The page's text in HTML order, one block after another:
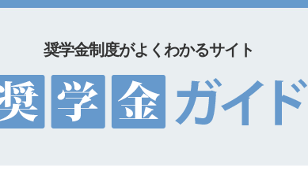
奨学金制度がよくわかるサイト